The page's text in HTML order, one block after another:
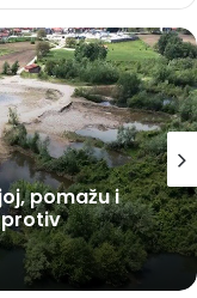
pomažu i
protiv